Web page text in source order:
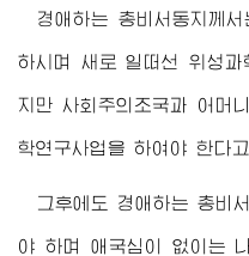
경애하는 총비서동지 께
하시며 새로 일떠선 위성
지만 사회주의조국과 어머
학연구사업을 하여야 한다
그후에도 경애하는 총비
야 하며 애국심이 없이는